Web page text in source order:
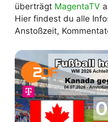
überträgt MagentaTV
Hier findest du alle
Anstoßzeit,